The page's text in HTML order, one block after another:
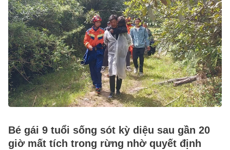
Bé gái 9 tuổi sống sót kỳ diệu sau gần 20
giờ mất tích trong rừng nhờ quyết định